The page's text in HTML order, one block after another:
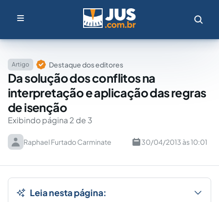
Artigo Destaque dos editores
Da solução dos conflitos na
interpretação e aplicação das regras
de isenção
Exibindo página 2 de 3
Raphael Furtado Carminate 30/04/2013 às 10:01
Leia nesta página: